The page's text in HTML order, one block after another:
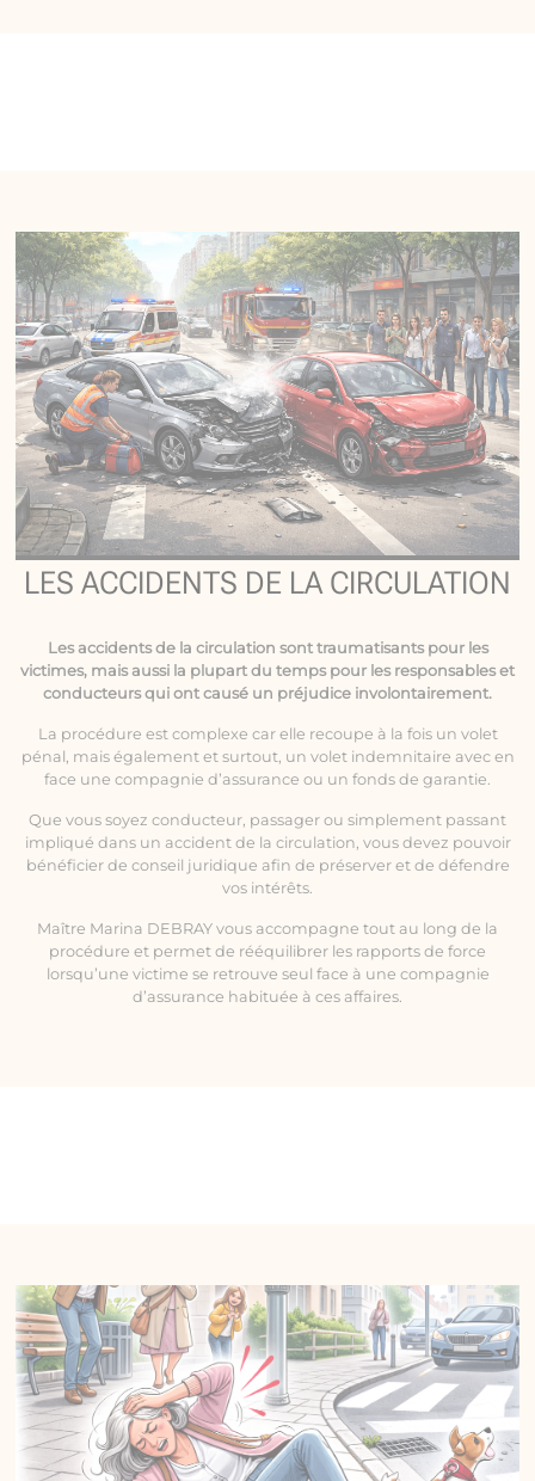
LES ACCIDENTS DE LA CIRCULATION
Les accidents de la circulation sont traumatisants pour les
victimes, mais aussi la plupart du temps pour les responsables et
conducteurs qui ont causé un préjudice involontairement.
La procédure est complexe car elle recoupe à la fois un volet
pénal, mais également et surtout, un volet indemnitaire avec en
face une compagnie d’assurance ou un fonds de garantie.
Que vous soyez conducteur, passager ou simplement passant
impliqué dans un accident de la circulation, vous devez pouvoir
bénéficier de conseil juridique afin de préserver et de défendre
vos intérêts.
Maître Marina DEBRAY vous accompagne tout au long de la
procédure et permet de rééquilibrer les rapports de force
lorsqu’une victime se retrouve seul face à une compagnie
d’assurance habituée à ces affaires.